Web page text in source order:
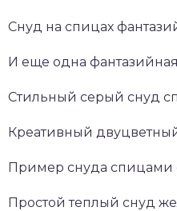
Снуд на спицах
И еще одна
Стильный серый снуд
Креативный
Пример снуда спицами
Простой теплый снуд